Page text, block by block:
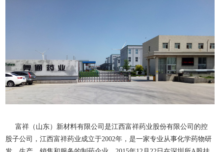
富祥（山东）新材料有限公司是江西富祥药业股份有限公司的控
股子公司，江西富祥药业成立于2002年，是一家专业从事化学药物研